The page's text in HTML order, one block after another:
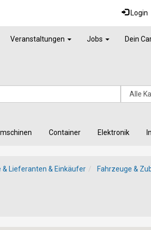
Login
Veranstaltungen Jobs Dein
Container Elektronik
& Lieferanten & Einkäufer Fahrzeuge &